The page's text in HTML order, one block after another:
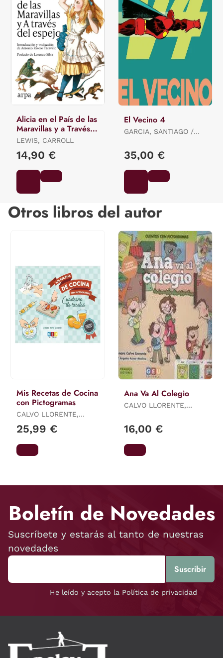
Alicia en el País de las
Maravillas y a Través
del Espejo
LEWIS, CARROLL
14,90 €
El Vecino 4
GARCIA, SANTIAGO /
35,00 €
Otros libros del autor
Mis Recetas de Cocina
con Pictogramas
CALVO LLORENTE,
25,99 €
Ana Va Al Colegio
CALVO LLORENTE,
16,00 €
Boletín de Novedades
Suscríbete y estarás al tanto de nuestras
novedades
He leído y acepto la Política de privacidad